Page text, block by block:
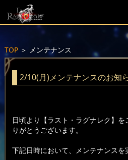
TOP＞ メンテナンス
2/10(月)メンテナンスのお知
日頃より【ラスト・ラグナレク】
りがとうございます。
下記日時において、メンテナンスを